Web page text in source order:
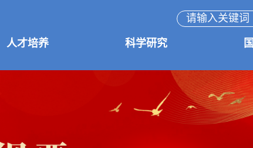
人才培养 科学研究